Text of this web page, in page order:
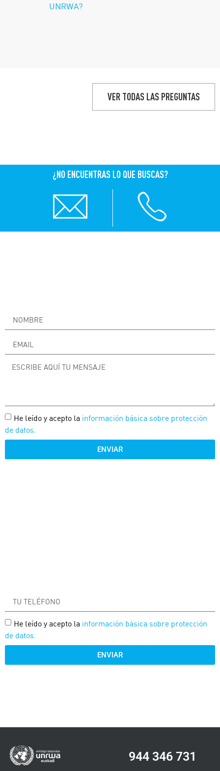
UNRWA?
VER TODAS LAS PREGUNTAS
¿NO ENCUENTRAS LO QUE BUSCAS?
He leído y acepto la información básica sobre protección
de datos.
ENVIAR
He leído y acepto la información básica sobre protección
de datos.
ENVIAR
944 346 731